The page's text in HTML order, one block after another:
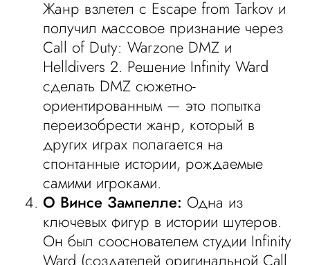
Жанр взлетел с Escape from Tarkov и
получил массовое признание через
Call of Duty: Warzone DMZ и
Helldivers 2. Решение Infinity Ward
сделать DMZ сюжетно-
ориентированным — это попытка
переизобрести жанр, который в
других играх полагается на
спонтанные истории, рождаемые
самими игроками.
О Винсе Зампелле: Одна из
ключевых фигур в истории шутеров.
Он был сооснователем студии Infinity
Ward (создателей оригинальной Call